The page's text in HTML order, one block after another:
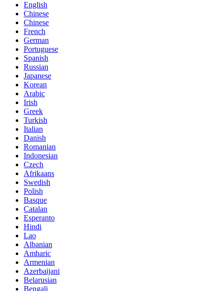
English
Chinese
Chinese
French
German
Portuguese
Spanish
Russian
Japanese
Korean
Arabic
Irish
Greek
Turkish
Italian
Danish
Romanian
Indonesian
Czech
Afrikaans
Swedish
Polish
Basque
Catalan
Esperanto
Hindi
Lao
Albanian
Amharic
Armenian
Azerbaijani
Belarusian
Bengali